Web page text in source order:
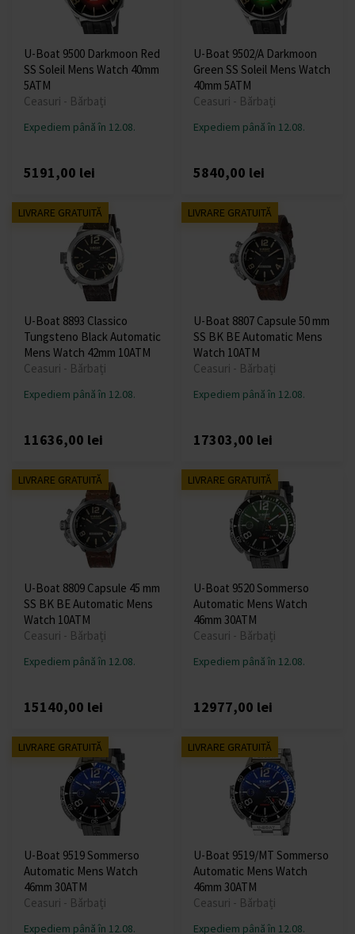
U-Boat 9500 Darkmoon Red
SS Soleil Mens Watch 40mm
5ATM
Ceasuri - Bărbați
Expediem până în 12.08.
5191,00 lei
U-Boat 9502/A Darkmoon
Green SS Soleil Mens Watch
40mm 5ATM
Ceasuri - Bărbați
Expediem până în 12.08.
5840,00 lei
LIVRARE GRATUITĂ
U-Boat 8893 Classico
Tungsteno Black Automatic
Mens Watch 42mm 10ATM
Ceasuri - Bărbați
Expediem până în 12.08.
11636,00 lei
LIVRARE GRATUITĂ
U-Boat 8807 Capsule 50 mm
SS BK BE Automatic Mens
Watch 10ATM
Ceasuri - Bărbați
Expediem până în 12.08.
17303,00 lei
LIVRARE GRATUITĂ
U-Boat 8809 Capsule 45 mm
SS BK BE Automatic Mens
Watch 10ATM
Ceasuri - Bărbați
Expediem până în 12.08.
15140,00 lei
LIVRARE GRATUITĂ
U-Boat 9520 Sommerso
Automatic Mens Watch
46mm 30ATM
Ceasuri - Bărbați
Expediem până în 12.08.
12977,00 lei
LIVRARE GRATUITĂ
U-Boat 9519 Sommerso
Automatic Mens Watch
46mm 30ATM
Ceasuri - Bărbați
Expediem până în 12.08.
LIVRARE GRATUITĂ
U-Boat 9519/MT Sommerso
Automatic Mens Watch
46mm 30ATM
Ceasuri - Bărbați
Expediem până în 12.08.